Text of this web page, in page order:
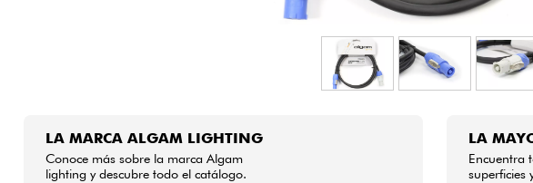
LA MARCA ALGAM LIGHTING
Conoce más sobre la marca Algam
lighting y descubre todo el catálogo.
LA
Encuentra
superficies